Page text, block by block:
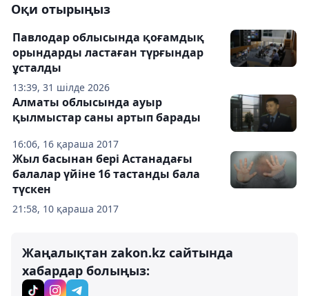
Оқи отырыңыз
13:39, 31 шілде 2026
Павлодар облысында қоғамдық
орындарды ластаған түрғындар
ұсталды
16:06, 16 қараша 2017
Алматы облысында ауыр
қылмыстар саны артып барады
21:58, 10 қараша 2017
Жыл басынан бері Астанадағы
балалар үйіне 16 тастанды бала
түскен
Жаңалықтан zakon.kz сайтында
хабардар болыңыз: